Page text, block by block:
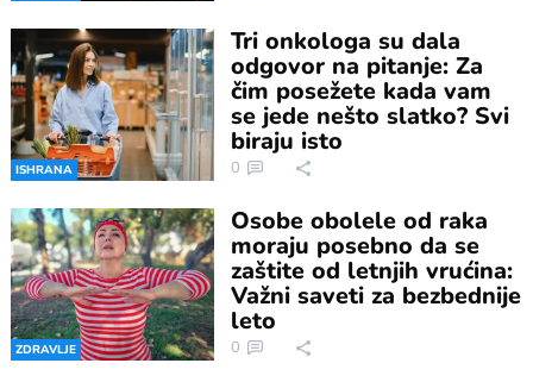
ISHRANA
Tri onkologa su dala
odgovor na pitanje: Za
čim posežete kada vam
se jede nešto slatko? Svi
biraju isto
0
ZDRAVLJE
Osobe obolele od raka
moraju posebno da se
zaštite od letnjih vrućina:
Važni saveti za bezbednije
leto
0